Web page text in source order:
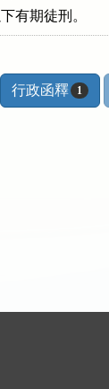
有期徒刑。
行政函釋 1